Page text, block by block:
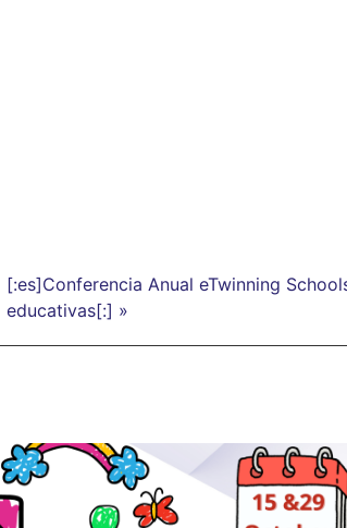
[:es]Conferencia Anual eTwinning
educativas[:] »